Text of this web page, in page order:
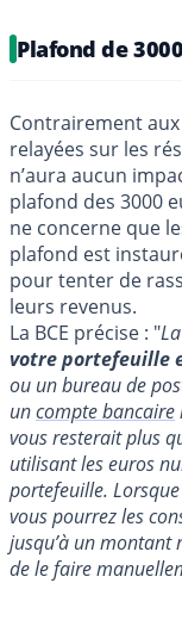
Plafond de
Contrairement
relayées sur les
n’aura aucun
plafond des 3000
ne concerne que
plafond est
pour tenter de
leurs revenus.
La BCE précise : "
votre portefeuille
ou un bureau de
uncompte bancaire
vous resterait plus
utilisant les euros
portefeuille.
vous pourrez les
jusqu’à un montant
de le faire